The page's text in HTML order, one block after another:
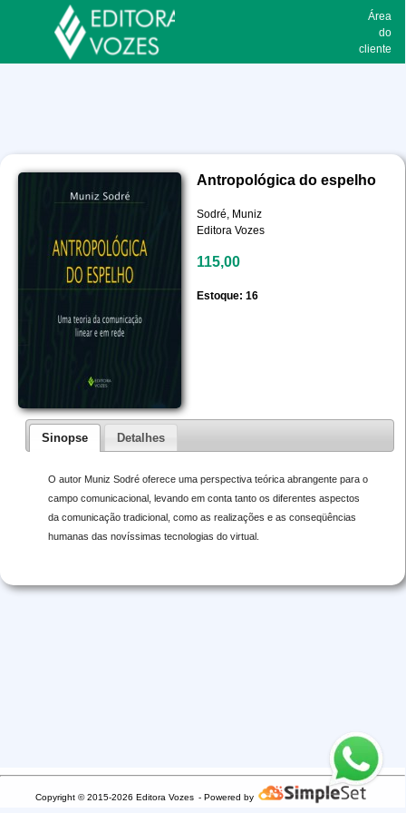
Área
do
cliente
Antropológica do espelho
Sodré, Muniz
Editora Vozes
115,00
Estoque: 16
Sinopse Detalhes
O autor Muniz Sodré oferece uma perspectiva teórica abrangente para o
campo comunicacional, levando em conta tanto os diferentes aspectos
da comunicação tradicional, como as realizações e as conseqüências
humanas das novíssimas tecnologias do virtual.
Copyright © 2015-2026 Editora Vozes - Powered by